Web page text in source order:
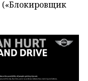
(«Блокировщик